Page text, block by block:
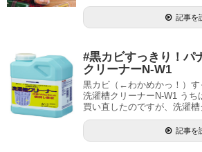
記事を
#黒カビすっきり！パ
クリーナーN-W1
黒カビ（←わかめかっ！）す
洗濯槽クリーナーN-W1 うち
買い直したのですが、洗濯
記事を